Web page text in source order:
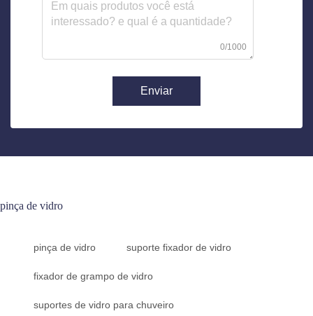
0/1000
Enviar
pinça de vidro
pinça de vidro suporte fixador de vidro
fixador de grampo de vidro
suportes de vidro para chuveiro